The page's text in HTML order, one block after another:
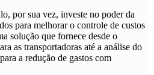
por sua vez, investe no poder da
para melhorar o controle de custos
solução que fornece desde o
as transportadoras até a análise do
a redução de gastos com